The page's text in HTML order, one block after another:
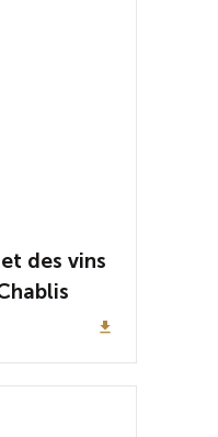
des vins
file_download